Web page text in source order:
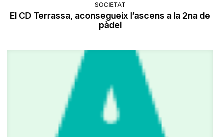
SOCIETAT
El CD Terrassa, aconsegueix l’ascens a la 2na de
pàdel